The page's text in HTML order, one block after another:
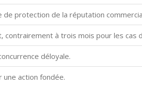
protection de la réputation
à trois mois pour les cas
déloyale.
action fondée.